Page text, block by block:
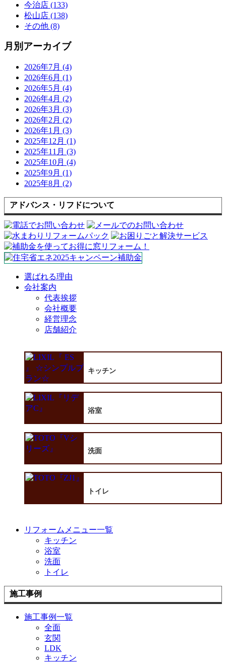
今治店 (133)
松山店 (138)
その他 (8)
月別アーカイブ
2026年7月 (4)
2026年6月 (1)
2026年5月 (4)
2026年4月 (2)
2026年3月 (3)
2026年2月 (2)
2026年1月 (3)
2025年12月 (1)
2025年11月 (3)
2025年10月 (4)
2025年9月 (1)
2025年8月 (2)
アドバンス・リフドについて
選ばれる理由
会社案内
代表挨拶
会社概要
経営理念
店舗紹介
キッチン
浴室
洗面
トイレ
リフォームメニュー一覧
キッチン
浴室
洗面
トイレ
施工事例
施工事例一覧
全面
玄関
LDK
キッチン